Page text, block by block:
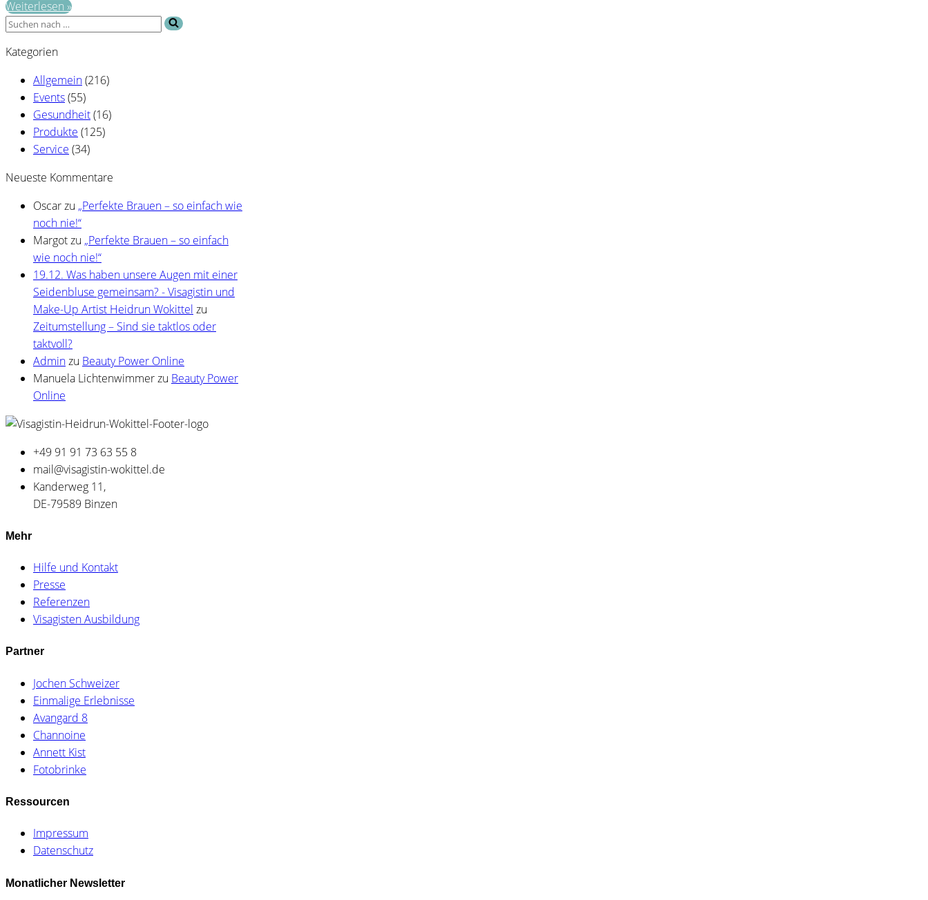
Weiterlesen »„30
ups
und
jede
Menge
Adrenalin
–
willkommen
den
Kulissen.“
Suchen
Kategorien
Allgemein(216)
Events(55)
Gesundheit(16)
Produkte (125)
Service (34)
Neueste Kommentare
Oscarzu „Perfekte Brauen – so einfach wie
noch nie!“
Margotzu „Perfekte Brauen – so einfach
wie noch nie!“
19.12. Was haben unsere Augen mit einer
Seidenbluse gemeinsam? - Visagistin und
Make-Up Artist Heidrun Wokittel zu
Zeitumstellung – Sind sie taktlos oder
taktvoll?
Adminzu Beauty Power Online
Manuela Lichtenwimmerzu Beauty Power
Online
+49 91 91 73 63 55 8
mail@visagistin-wokittel.de
Kanderweg 11,
DE-79589 Binzen
Mehr
Hilfe und Kontakt
Presse
Referenzen
Visagisten Ausbildung
Partner
Jochen Schweizer
Einmalige Erlebnisse
Avangard 8
Channoine
Annett Kist
Fotobrinke
Ressourcen
Impressum
Datenschutz
Monatlicher Newsletter